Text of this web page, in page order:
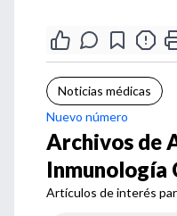
Noticias médicas
Nuevo número
Archivos de
Inmunología
Artículos de interés